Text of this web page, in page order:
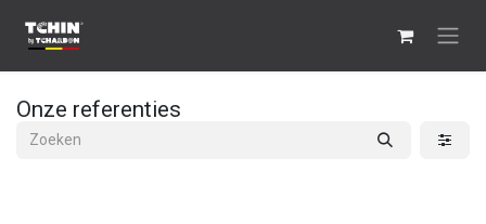
Onze referenties